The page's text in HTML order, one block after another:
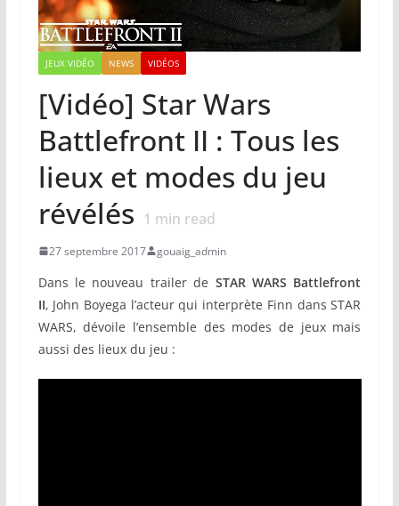
JEUX VIDÉO NEWS VIDÉOS
[Vidéo] Star Wars
Battlefront II : Tous les
lieux et modes du jeu
révélés 1 min read
27 septembre 2017 gouaig_admin
Dans le nouveau trailer de STAR WARS Battlefront
II, John Boyega l’acteur qui interprète Finn dans STAR
WARS, dévoile l’ensemble des modes de jeux mais
aussi des lieux du jeu :